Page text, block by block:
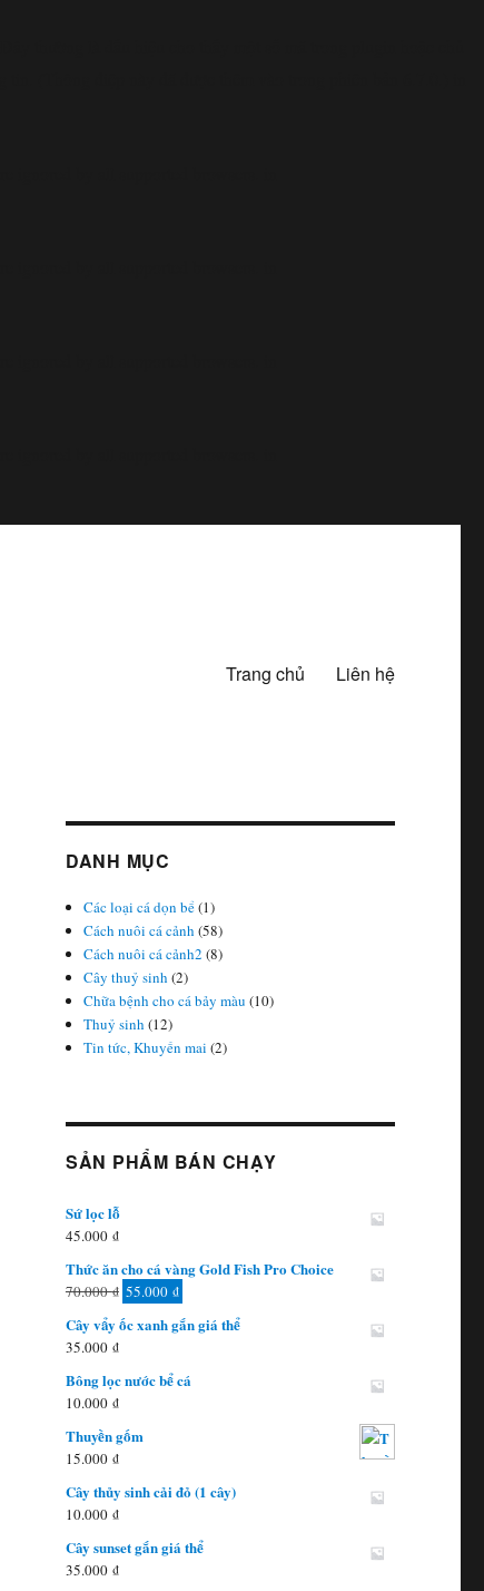
Trang chủ Liên hệ
DANH MỤC
Các loại cá dọn bể(1)
Cách nuôi cá cảnh (58)
Cách nuôi cá cảnh2 (8)
Cây thuỷ sinh (2)
Chữa bệnh cho cá bảy màu (10)
Thuỷ sinh (12)
Tin tức, Khuyến mai (2)
SẢN PHẨM BÁN CHẠY
Sứ lọc lỗ
45.000 ₫
Thức ăn cho cá vàng Gold Fish Pro Choice
70.000₫ Giá
gốc
là:
55.000₫
hiện
tại
55.000 ₫.
Cây vẩy ốc xanh gắn giá thể
35.000 ₫
Bông lọc nước bể cá
10.000 ₫
Thuyền gốm
15.000 ₫
Cây thủy sinh cải đỏ (1 cây)
10.000 ₫
Cây sunset gắn giá thể
35.000 ₫